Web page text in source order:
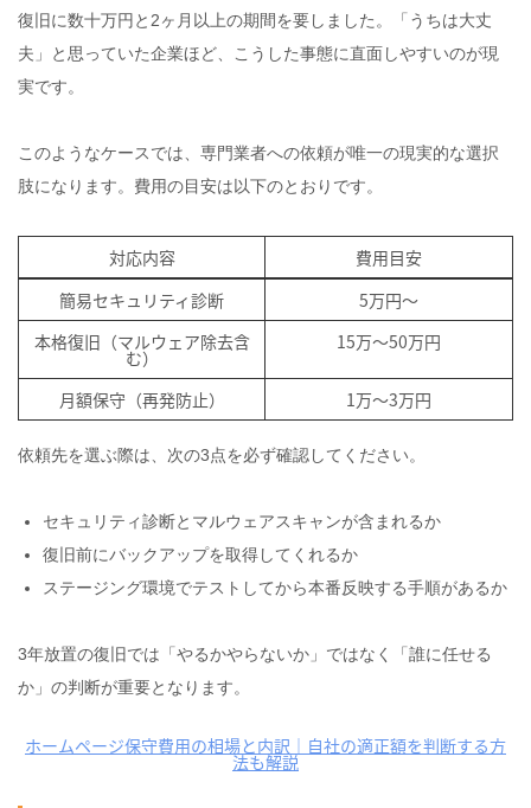
復旧に数十万円と2ヶ月以上の期間を要しました。「うちは大丈
夫」と思っていた企業ほど、こうした事態に直面しやすいのが現
実です。
このようなケースでは、専門業者への依頼が唯一の現実的な選択
肢になります。費用の目安は以下のとおりです。
対応内容
費用目安
簡易セキュリティ診断
5万円〜
本格復旧（マルウェア除去含
む）
15万〜50万円
月額保守（再発防止） 1万〜3万円
依頼先を選ぶ際は、次の3点を必ず確認してください。
セキュリティ診断とマルウェアスキャンが含まれるか
復旧前にバックアップを取得してくれるか
ステージング環境でテストしてから本番反映する手順があるか
3年放置の復旧では「やるかやらないか」ではなく「誰に任せる
か」の判断が重要となります。
ホームページ保守費用の相場と内訳｜自社の適正額を判断する方
法も解説